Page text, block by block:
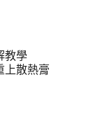
教學
上散熱膏